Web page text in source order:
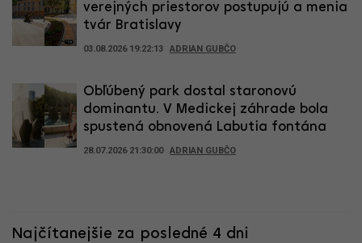
verejných priestorov postupujú a menia
tvár Bratislavy
03.08.2026 19:22:13 ADRIAN GUBČO
Obľúbený park dostal staronovú
dominantu. V Medickej záhrade bola
spustená obnovená Labutia fontána
28.07.2026 21:30:00 ADRIAN GUBČO
Najčítanejšie za posledné 4 dni